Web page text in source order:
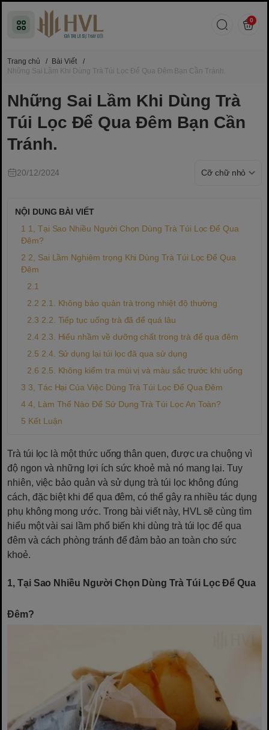
0
Trang chủ / Bài Viết
/
Những Sai Lầm Khi Dùng Trà Túi Lọc Để Qua Đêm Bạn Cần Tránh.
Những Sai Lầm Khi Dùng Trà
Túi Lọc Để Qua Đêm Bạn Cần
Tránh.
20/12/2024
NỘI DUNG BÀI VIẾT
1, Tại Sao Nhiều Người Chọn Dùng Trà Túi Lọc Để Qua
Đêm?
2, Sai Lầm Nghiêm trọng Khi Dùng Trà Túi Lọc Để Qua
Đêm
2.1. Không bảo quản trà trong nhiệt độ thường
2.2. Tiếp tục uống trà đã để quá lâu
2.3. Hiểu nhầm về dưỡng chất trong trà để qua đêm
2.4. Sử dụng lại túi lọc đã qua sử dụng
2.5. Không kiểm tra mùi vị và màu sắc trước khi uống
3, Tác Hại Của Việc Dùng Trà Túi Lọc Để Qua Đêm
4, Làm Thế Nào Để Sử Dụng Trà Túi Lọc An Toàn?
Kết Luận
Trà túi lọc là một thức uống thân quen, được ưa chuộng vì
độ ngon và những lợi ích sức khoẻ mà nó mang lại. Tuy
nhiên, việc bảo quản và sử dụng trà túi lọc không đúng
cách, đặc biệt khi để qua đêm, có thể gây ra nhiều tác dụng
phụ không mong ước. Trong bài viết này, HVL sẽ cùng tìm
hiểu một vài sai lầm phổ biến khi dùng trà túi lọc để qua
đêm và cách phòng tránh để đảm bảo an toàn cho sức
khoẻ.
1, Tại Sao Nhiều Người Chọn Dùng Trà Túi Lọc Để Qua
Đêm?